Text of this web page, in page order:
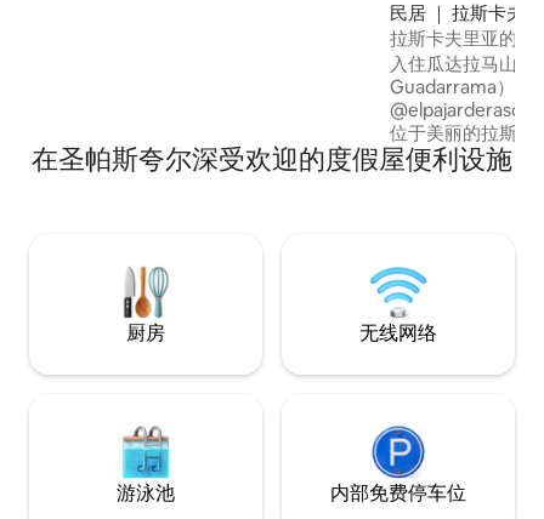
una escapada inolvidable en pareja.
民居 ｜ 拉斯卡夫
拉斯卡夫里亚的鸟
入住瓜达拉马山脉
Guadarrama）这
位于美丽的拉斯卡
镇，这里是通往佩
的最佳路线的起点。 非常适合全年与
作坊。 泳池在夏天设有按摩长凳。 冬天，
您可以享受壁炉。 距离马德里和塞哥维亚
一小时车程。
在圣帕斯夸尔深受欢迎的度假屋便利设施
厨房 无线网络
游泳池 内部免费停车位